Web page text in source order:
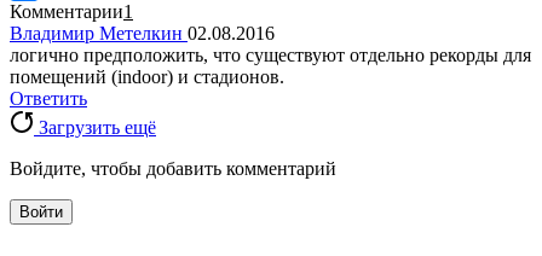
Комментарии1
Владимир Метелкин 02.08.2016
логично предположить, что существуют отдельно рекорды для
помещений (indoor) и стадионов.
Ответить
Загрузить ещё
Войдите, чтобы добавить комментарий
Войти